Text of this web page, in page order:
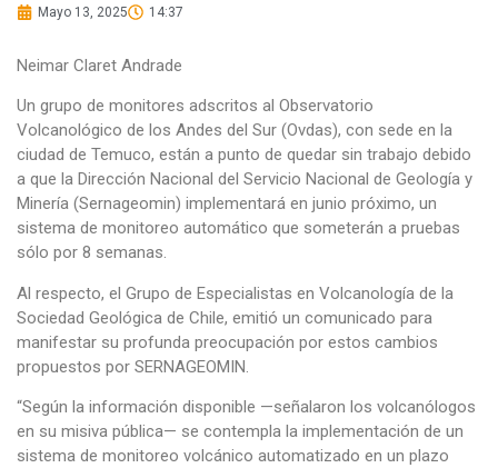
Mayo 13, 2025 14:37
Neimar Claret Andrade
Un grupo de monitores adscritos al Observatorio
Volcanológico de los Andes del Sur (Ovdas), con sede en la
ciudad de Temuco, están a punto de quedar sin trabajo debido
a que la Dirección Nacional del Servicio Nacional de Geología y
Minería (Sernageomin) implementará en junio próximo, un
sistema de monitoreo automático que someterán a pruebas
sólo por 8 semanas.
Al respecto, el Grupo de Especialistas en Volcanología de la
Sociedad Geológica de Chile, emitió un comunicado para
manifestar su profunda preocupación por estos cambios
propuestos por SERNAGEOMIN.
“Según la información disponible —señalaron los volcanólogos
en su misiva pública— se contempla la implementación de un
sistema de monitoreo volcánico automatizado en un plazo